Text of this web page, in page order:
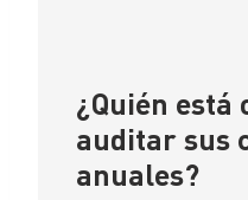
¿Quién está
auditar sus
anuales?